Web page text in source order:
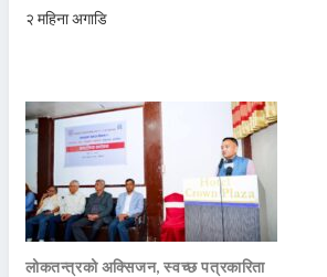
२ महिना अगाडि
लोकतन्त्रको अक्सिजन, स्वच्छ पत्रकारिता